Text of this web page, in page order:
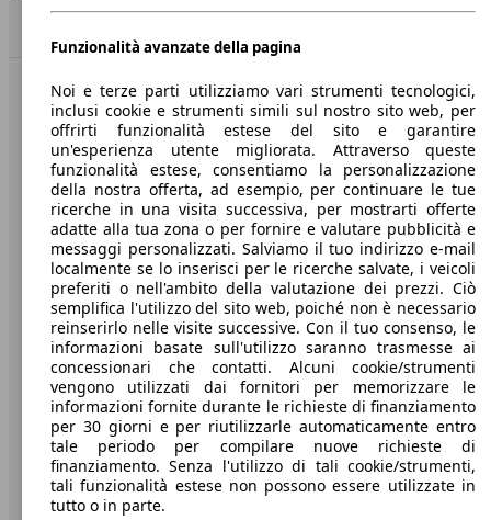
Benvenuti su AutoScout24, il mercato auto europeo.
Società
A proposito di AutoScout24
Stampa
Media
Condizioni generali
Informazioni
Privacy
Dichiarazione di Accessibilità
Servizi
Area rivenditori
Funzionalità avanzate della pagina
Noi e terze parti utilizziamo vari strumenti tecnologici,
inclusi cookie e strumenti simili sul nostro sito web, per
offrirti funzionalità estese del sito e garantire
un'esperienza utente migliorata. Attraverso queste
funzionalità estese, consentiamo la personalizzazione
della nostra offerta, ad esempio, per continuare le tue
ricerche in una visita successiva, per mostrarti offerte
adatte alla tua zona o per fornire e valutare pubblicità e
messaggi personalizzati. Salviamo il tuo indirizzo e-mail
localmente se lo inserisci per le ricerche salvate, i veicoli
preferiti o nell'ambito della valutazione dei prezzi. Ciò
semplifica l'utilizzo del sito web, poiché non è necessario
reinserirlo nelle visite successive. Con il tuo consenso, le
informazioni basate sull'utilizzo saranno trasmesse ai
concessionari che contatti. Alcuni cookie/strumenti
vengono utilizzati dai fornitori per memorizzare le
informazioni fornite durante le richieste di finanziamento
per 30 giorni e per riutilizzarle automaticamente entro
tale periodo per compilare nuove richieste di
finanziamento. Senza l'utilizzo di tali cookie/strumenti,
tali funzionalità estese non possono essere utilizzate in
tutto o in parte.